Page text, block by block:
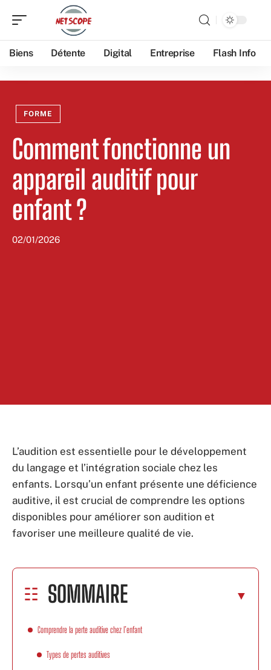
Biens Détente Digital Entreprise Flash Info
FORME
Comment fonctionne un
appareil auditif pour
enfant ?
02/01/2026
L’audition est essentielle pour le développement
du langage et l’intégration sociale chez les
enfants. Lorsqu’un enfant présente une déficience
auditive, il est crucial de comprendre les options
disponibles pour améliorer son audition et
favoriser une meilleure qualité de vie.
SOMMAIRE
Comprendre la perte auditive chez l’enfant
Types de pertes auditives